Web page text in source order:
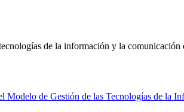
de la información y la
de Gestión de las Tecnologías de la